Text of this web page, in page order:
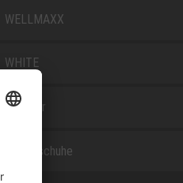
WELLMAXX
WHITE
Zubehör
Berufsschuhe